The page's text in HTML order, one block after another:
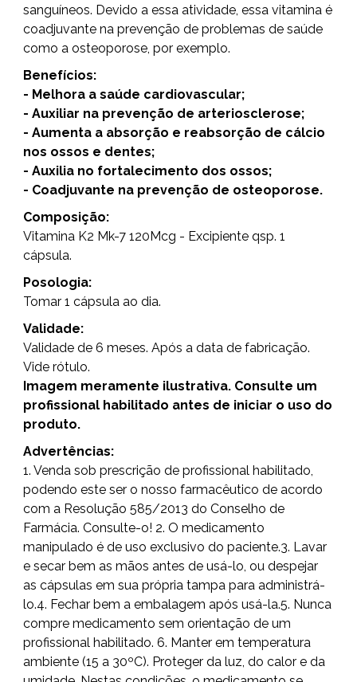
sanguíneos. Devido a essa atividade, essa vitamina é
coadjuvante na prevenção de problemas de saúde
como a osteoporose, por exemplo.
Benefícios:
- Melhora a saúde cardiovascular;
- Auxiliar na prevenção de arteriosclerose;
- Aumenta a absorção e reabsorção de cálcio
nos ossos e dentes;
- Auxilia no fortalecimento dos ossos;
- Coadjuvante na prevenção de osteoporose.
Composição:
Vitamina K2 Mk-7 120Mcg - Excipiente qsp. 1
cápsula.
Posologia:
Tomar 1 cápsula ao dia.
Validade:
Validade de 6 meses. Após a data de fabricação.
Vide rótulo.
Imagem meramente ilustrativa. Consulte um
profissional habilitado antes de iniciar o uso do
produto.
Advertências:
1. Venda sob prescrição de profissional habilitado,
podendo este ser o nosso farmacêutico de acordo
com a Resolução 585/2013 do Conselho de
Farmácia. Consulte-o! 2. O medicamento
manipulado é de uso exclusivo do paciente.3. Lavar
e secar bem as mãos antes de usá-lo, ou despejar
as cápsulas em sua própria tampa para administrá-
lo.4. Fechar bem a embalagem após usá-la.5. Nunca
compre medicamento sem orientação de um
profissional habilitado. 6. Manter em temperatura
ambiente (15 a 30ºC). Proteger da luz, do calor e da